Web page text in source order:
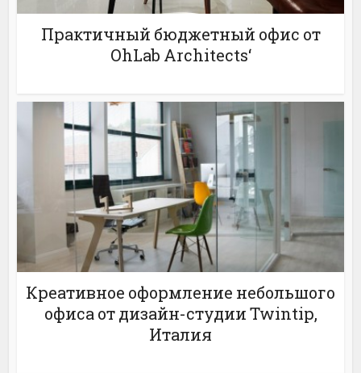
Практичный бюджетный офис от
OhLab Architects‘
Креативное оформление небольшого
офиса от дизайн-студии Twintip,
Италия